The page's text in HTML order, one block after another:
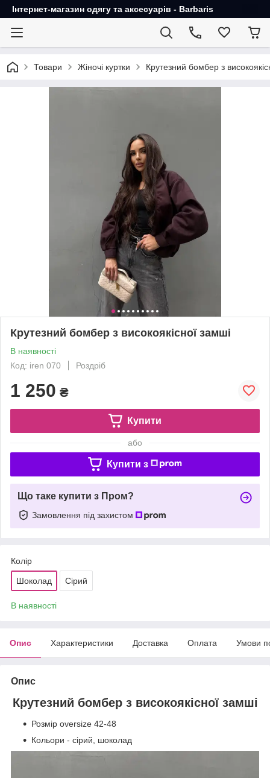
Інтернет-магазин одягу та аксесуарів - Barbaris
Товари Жіночі куртки Крутезний бомбер з
Крутезний бомбер з високоякісної замші
В наявності
Код: iren 070
Роздріб
1 250 ₴
Купити
або
Купити з
Що таке купити з Пром?
Замовлення під захистом
Колір
Шоколад Сірий
В наявності
Опис Характеристики Доставка Оплата Умови
Опис
Крутезний бомбер з високоякісної замші
Розмір oversize 42-48
Кольори - сірий, шоколад